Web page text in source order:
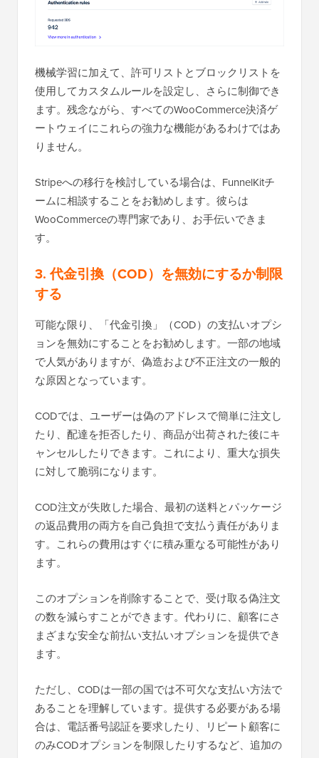
機械学習に加えて、許可リストとブロックリストを
使用してカスタムルールを設定し、さらに制御でき
ます。残念ながら、すべてのWooCommerce決済ゲ
ートウェイにこれらの強力な機能があるわけではあ
りません。
Stripeへの移行を検討している場合は、FunnelKitチ
ームに相談することをお勧めします。彼らは
WooCommerceの専門家であり、お手伝いできま
す。
3. 代金引換（COD）を無効にするか制限
する
可能な限り、「代金引換」（COD）の支払いオプシ
ョンを無効にすることをお勧めします。一部の地域
で人気がありますが、偽造および不正注文の一般的
な原因となっています。
CODでは、ユーザーは偽のアドレスで簡単に注文し
たり、配達を拒否したり、商品が出荷された後にキ
ャンセルしたりできます。これにより、重大な損失
に対して脆弱になります。
COD注文が失敗した場合、最初の送料とパッケージ
の返品費用の両方を自己負担で支払う責任がありま
す。これらの費用はすぐに積み重なる可能性があり
ます。
このオプションを削除することで、受け取る偽注文
の数を減らすことができます。代わりに、顧客にさ
まざまな安全な前払い支払いオプションを提供でき
ます。
ただし、CODは一部の国では不可欠な支払い方法で
あることを理解しています。提供する必要がある場
合は、電話番号認証を要求したり、リピート顧客に
のみCODオプションを制限したりするなど、追加の